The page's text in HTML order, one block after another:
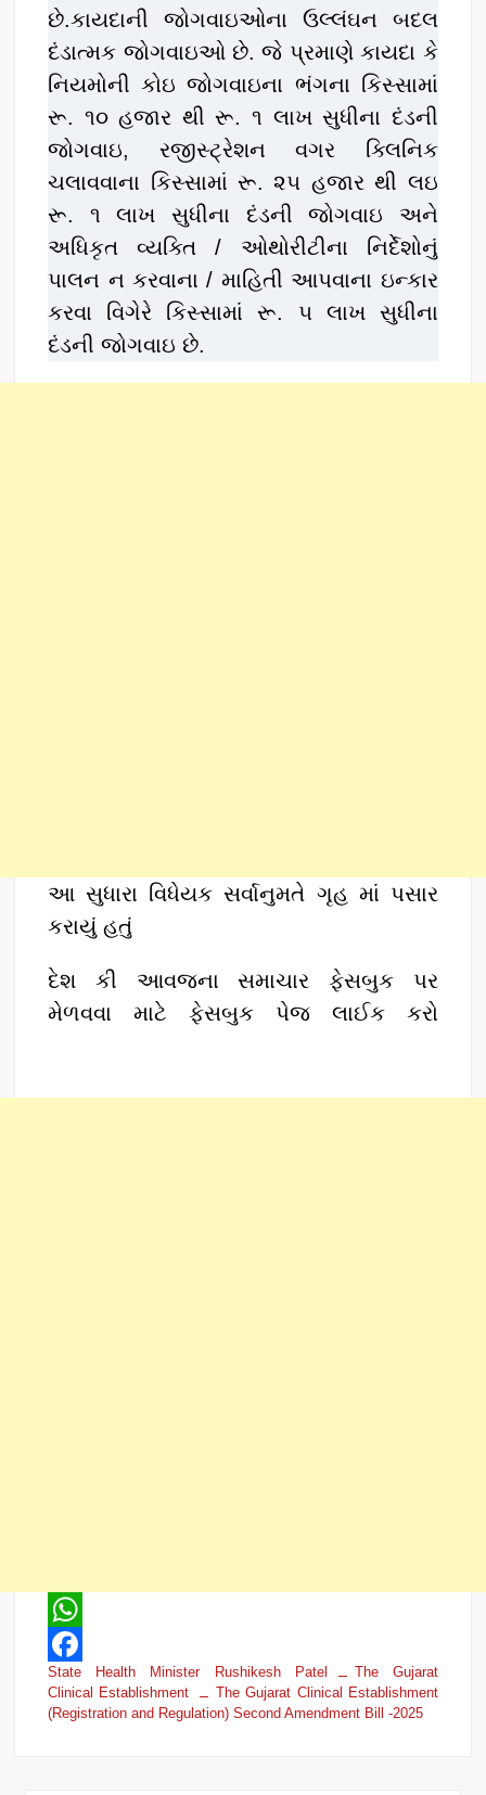
છે.કાયદાની જોગવાઇઓના ઉલ્લંઘન બદલ
દંડાત્મક જોગવાઇઓ છે. જે પ્રમાણે કાયદા કે
નિયમોની કોઇ જોગવાઇના ભંગના કિસ્સામાં
રૂ. ૧૦ હજાર થી રૂ. ૧ લાખ સુધીના દંડની
જોગવાઇ, રજીસ્ટ્રેશન વગર ક્લિનિક
ચલાવવાના કિસ્સામાં રૂ. ૨૫ હજાર થી લઇ
રૂ. ૧ લાખ સુધીના દંડની જોગવાઇ અને
અધિકૃત વ્યક્તિ / ઓથોરીટીના નિર્દેશોનું
પાલન ન કરવાના / માહિતી આપવાના ઇન્કાર
કરવા વિગેરે કિસ્સામાં રૂ. ૫ લાખ સુધીના
દંડની જોગવાઇ છે.
આ સુધારા વિધેયક સર્વાનુમતે ગૃહ માં પસાર
કરાયું હતું
દેશ કી આવજના સમાચાર ફેસબુક પર
મેળવવા માટે ફેસબુક પેજ લાઈક કરો
W
h
a
F
a
State Health Minister Rushikesh Patel
The Gujarat
Clinical Establishment
The Gujarat Clinical Establishment
(Registration and Regulation) Second Amendment Bill -2025